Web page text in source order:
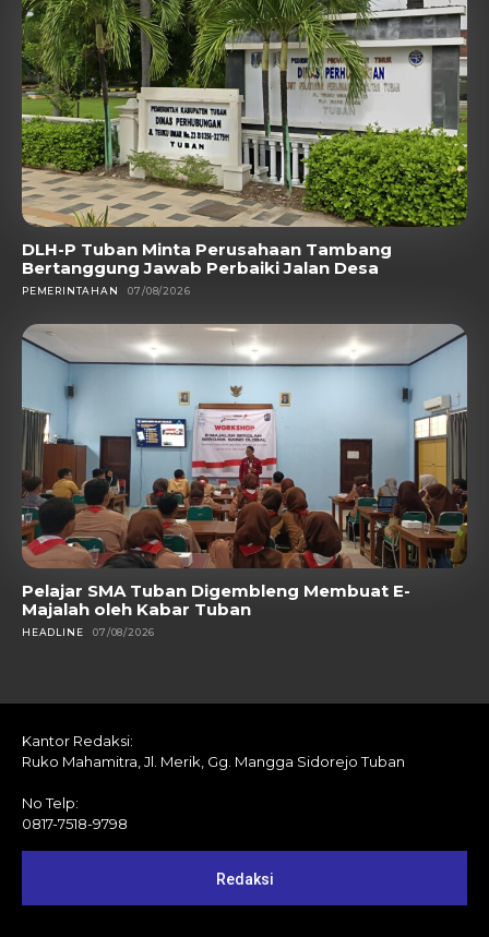
DLH-P Tuban Minta Perusahaan Tambang
Bertanggung Jawab Perbaiki Jalan Desa
PEMERINTAHAN 07/08/2026
Pelajar SMA Tuban Digembleng Membuat E-
Majalah oleh Kabar Tuban
HEADLINE 07/08/2026
Kantor Redaksi:
Ruko Mahamitra, Jl. Merik, Gg. Mangga Sidorejo Tuban
No Telp:
0817-7518-9798
Redaksi